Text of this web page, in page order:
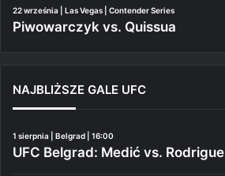
22 września | Las Vegas | Contender Series
Piwowarczyk vs. Quissua
NAJBLIŻSZE GALE UFC
1 sierpnia | Belgrad | 16:00
UFC Belgrad: Medić vs.